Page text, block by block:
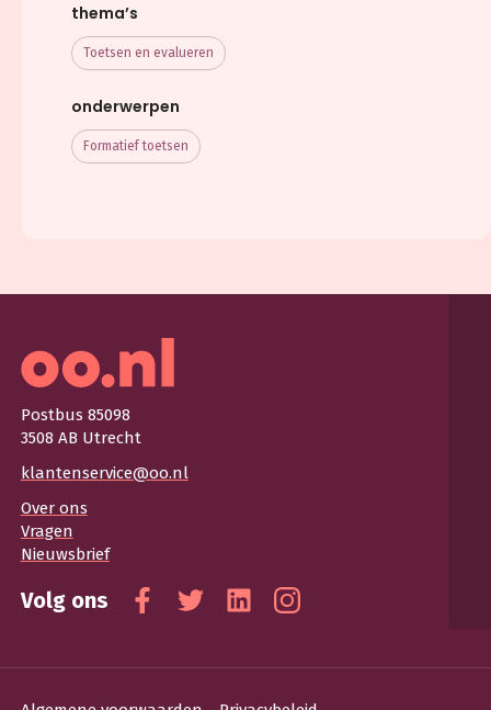
thema’s
Toetsen en evalueren
onderwerpen
Formatief toetsen
Postbus 85098
3508 AB Utrecht
klantenservice@oo.nl
Over ons
Vragen
Nieuwsbrief
Volg ons
Facebook
TwitterLinkedinInstagram